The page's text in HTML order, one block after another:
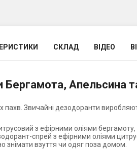
СКЛАД ВІДЕО
Бергамота, Апельсина
Звичайні дезодоранти
з ефірними оліями бергамоту,
спрей з ефірними оліями
знімати взуття чи одяг поза домом.